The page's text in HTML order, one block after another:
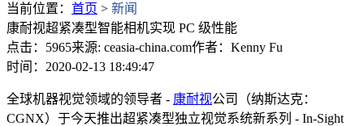
当前位置： 首页 > 新闻
康耐视超紧凑型智能相机实现 PC 级性能
点击：5965来源: ceasia-china.com作者：Kenny Fu
时间：2020-02-13 18:49:47
全球机器视觉领域的领导者 - 康耐视公司（纳斯达克：
CGNX）于今天推出超紧凑型独立视觉系统新系列 - In-Sight